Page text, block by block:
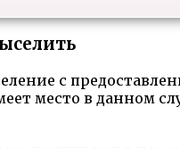
с
место в данном